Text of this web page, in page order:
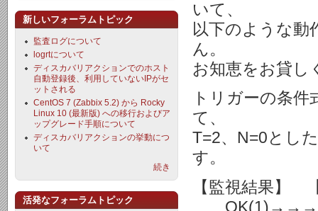
いて、
以下のような動
ん。
お知恵をお貸し
トリガーの条
て、
T=2、N=0とし
す。
【監視結果】
新しいフォーラムトピック
監査ログについて
logrtについて
ディスカバリアクションでのホスト
自動登録後、利用していないIPがセ
ットされる
CentOS 7 (Zabbix 5.2) から Rocky
Linux 10 (最新版) への移行およびア
ップグレード手順について
ディスカバリアクションの挙動につ
いて
続き
活発なフォーラムトピック